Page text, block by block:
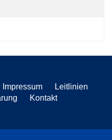
Impressum
Leitlinien
Kontakt